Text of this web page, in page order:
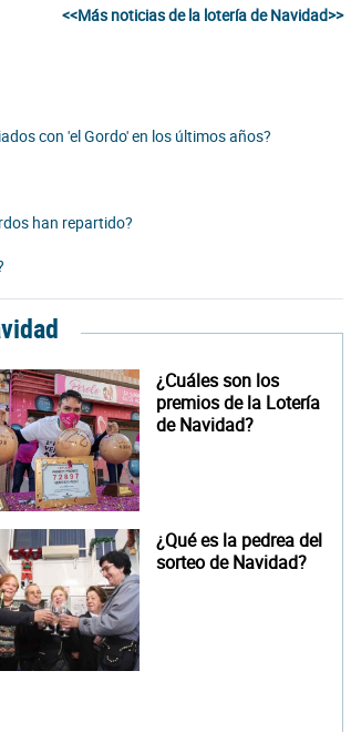
<<Más noticias de la lotería de Navidad>>
con 'el Gordo' en los últimos años?
han repartido?
¿Cuáles son los
premios de la Lotería
de Navidad?
¿Qué es la pedrea del
sorteo de Navidad?